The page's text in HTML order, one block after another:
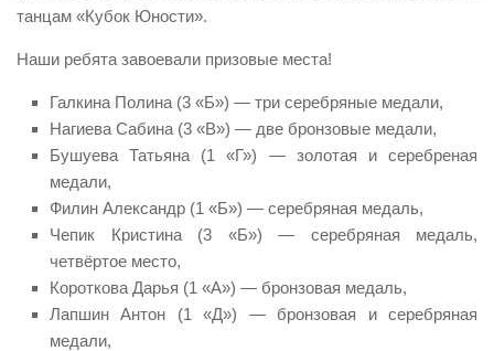
танцам «Кубок Юности».
Наши ребята завоевали призовые места!
Галкина Полина (3 «Б») — три серебряные медали,
Нагиева Сабина (3 «В») — две бронзовые медали,
Бушуева Татьяна (1 «Г») — золотая и серебреная
медали,
Филин Александр (1 «Б») — серебряная медаль,
Чепик Кристина (3 «Б») — серебряная медаль,
четвёртое место,
Короткова Дарья (1 «А») — бронзовая медаль,
Лапшин Антон (1 «Д») — бронзовая и серебряная
медали,